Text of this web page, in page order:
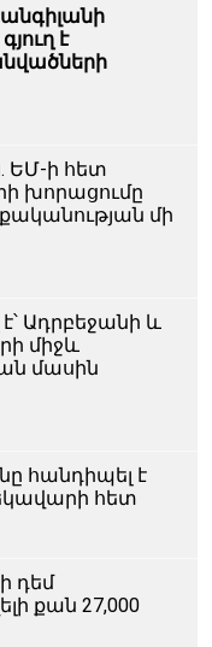
է
ԵՄ-ի հետ
խորացումը
մի
Ադրբեջանի և
միջև
մասին
հանդիպել է
հետ
դեմ
քան 27,000